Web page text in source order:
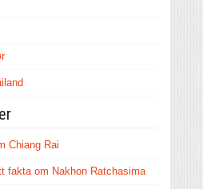
Chiang Rai
fakta om Nakhon Ratchasima